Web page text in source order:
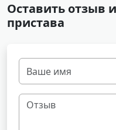
Оставить отзыв
пристава